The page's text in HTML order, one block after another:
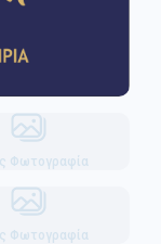
Φωτογραφία
Φωτογραφία